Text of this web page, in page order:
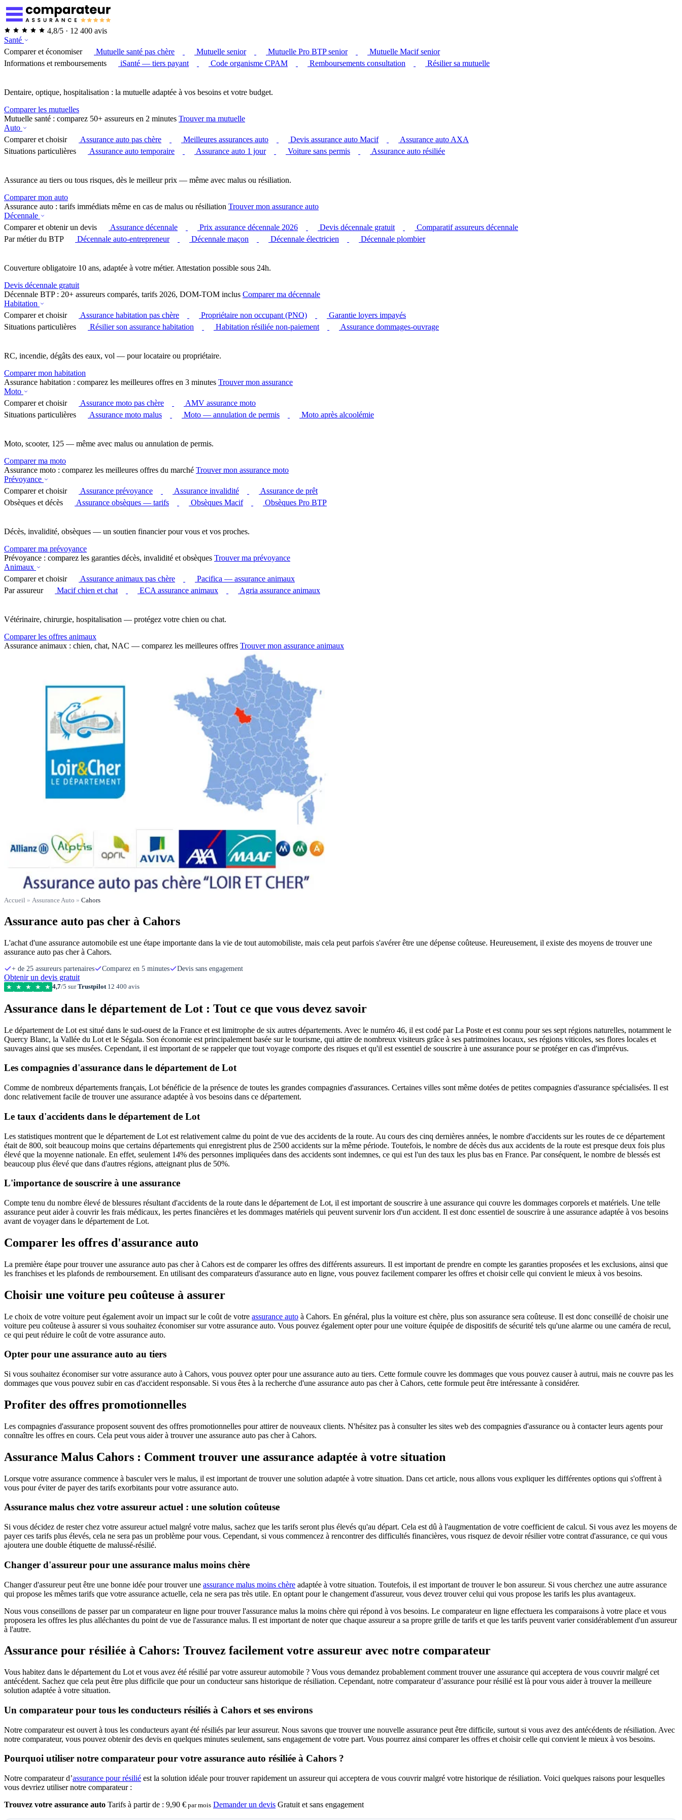
4,8/5 · 12 400 avis
Santé
Comparer et économiser
Mutuelle santé pas chère Mutuelle senior Mutuelle Pro BTP senior
Mutuelle Macif senior
Informations et remboursements
iSanté — tiers payant Code organisme CPAM Remboursements consultation Résilier sa mutuelle
Dentaire, optique, hospitalisation : la mutuelle adaptée à vos besoins et votre budget.
Comparer les mutuelles
Mutuelle santé : comparez 50+ assureurs en 2 minutes Trouver ma mutuelle
Auto
Comparer et choisir
Assurance auto pas chère Meilleures assurances auto Devis assurance auto Macif
Assurance auto AXA
Situations particulières
Assurance auto temporaire Assurance auto 1 jour Voiture sans permis Assurance auto résiliée
Assurance au tiers ou tous risques, dès le meilleur prix — même avec malus ou résiliation.
Comparer mon auto
Assurance auto : tarifs immédiats même en cas de malus ou résiliation Trouver mon assurance auto
Décennale
Comparer et obtenir un devis
Assurance décennale Prix assurance décennale 2026 Devis décennale gratuit
Comparatif assureurs décennale
Par métier du BTP
Décennale auto-entrepreneur Décennale maçon Décennale électricien Décennale plombier
Couverture obligatoire 10 ans, adaptée à votre métier. Attestation possible sous 24h.
Devis décennale gratuit
Décennale BTP : 20+ assureurs comparés, tarifs 2026, DOM-TOM inclus Comparer ma décennale
Habitation
Comparer et choisir
Assurance habitation pas chère Propriétaire non occupant (PNO)
Garantie loyers impayés
Situations particulières
Résilier son assurance habitation Habitation résiliée non-paiement Assurance dommages-ouvrage
RC, incendie, dégâts des eaux, vol — pour locataire ou propriétaire.
Comparer mon habitation
Assurance habitation : comparez les meilleures offres en 3 minutes Trouver mon assurance
Moto
Comparer et choisir
Assurance moto pas chère
AMV assurance moto
Situations particulières
Assurance moto malus Moto — annulation de permis Moto après alcoolémie
Moto, scooter, 125 — même avec malus ou annulation de permis.
Comparer ma moto
Assurance moto : comparez les meilleures offres du marché Trouver mon assurance moto
Prévoyance
Comparer et choisir
Assurance prévoyance Assurance invalidité
Assurance de prêt
Obsèques et décès
Assurance obsèques — tarifs Obsèques Macif Obsèques Pro BTP
Décès, invalidité, obsèques — un soutien financier pour vous et vos proches.
Comparer ma prévoyance
Prévoyance : comparez les garanties décès, invalidité et obsèques Trouver ma prévoyance
Animaux
Comparer et choisir
Assurance animaux pas chère
Pacifica — assurance animaux
Par assureur
Macif chien et chat ECA assurance animaux Agria assurance animaux
Vétérinaire, chirurgie, hospitalisation — protégez votre chien ou chat.
Comparer les offres animaux
Assurance animaux : chien, chat, NAC — comparez les meilleures offres Trouver mon assurance animaux
Accueil » Assurance Auto » Cahors
Assurance auto pas cher à Cahors
L'achat d'une assurance automobile est une étape importante dans la vie de tout automobiliste, mais cela peut parfois s'avérer être une dépense coûteuse. Heureusement, il existe des moyens de trouver une
assurance auto pas cher à Cahors.
+ de 25 assureurs partenaires Comparez en 5 minutes Devis sans engagement
Obtenir un devis gratuit
★ ★ ★ ★ ★ 4,7/5 surTrustpilot12 400 avis
Assurance dans le département de Lot : Tout ce que vous devez savoir
Le département de Lot est situé dans le sud-ouest de la France et est limitrophe de six autres départements. Avec le numéro 46, il est codé par La Poste et est connu pour ses sept régions naturelles, notamment le
Quercy Blanc, la Vallée du Lot et le Ségala. Son économie est principalement basée sur le tourisme, qui attire de nombreux visiteurs grâce à ses patrimoines locaux, ses régions viticoles, ses flores locales et
sauvages ainsi que ses musées. Cependant, il est important de se rappeler que tout voyage comporte des risques et qu'il est essentiel de souscrire à une assurance pour se protéger en cas d'imprévus.
Les compagnies d'assurance dans le département de Lot
Comme de nombreux départements français, Lot bénéficie de la présence de toutes les grandes compagnies d'assurances. Certaines villes sont même dotées de petites compagnies d'assurance spécialisées. Il est
donc relativement facile de trouver une assurance adaptée à vos besoins dans ce département.
Le taux d'accidents dans le département de Lot
Les statistiques montrent que le département de Lot est relativement calme du point de vue des accidents de la route. Au cours des cinq dernières années, le nombre d'accidents sur les routes de ce département
était de 800, soit beaucoup moins que certains départements qui enregistrent plus de 2500 accidents sur la même période. Toutefois, le nombre de décès dus aux accidents de la route est presque deux fois plus
élevé que la moyenne nationale. En effet, seulement 14% des personnes impliquées dans des accidents sont indemnes, ce qui est l'un des taux les plus bas en France. Par conséquent, le nombre de blessés est
beaucoup plus élevé que dans d'autres régions, atteignant plus de 50%.
L'importance de souscrire à une assurance
Compte tenu du nombre élevé de blessures résultant d'accidents de la route dans le département de Lot, il est important de souscrire à une assurance qui couvre les dommages corporels et matériels. Une telle
assurance peut aider à couvrir les frais médicaux, les pertes financières et les dommages matériels qui peuvent survenir lors d'un accident. Il est donc essentiel de souscrire à une assurance adaptée à vos besoins
avant de voyager dans le département de Lot.
Comparer les offres d'assurance auto
La première étape pour trouver une assurance auto pas cher à Cahors est de comparer les offres des différents assureurs. Il est important de prendre en compte les garanties proposées et les exclusions, ainsi que
les franchises et les plafonds de remboursement. En utilisant des comparateurs d'assurance auto en ligne, vous pouvez facilement comparer les offres et choisir celle qui convient le mieux à vos besoins.
Choisir une voiture peu coûteuse à assurer
Le choix de votre voiture peut également avoir un impact sur le coût de votre assurance auto à Cahors. En général, plus la voiture est chère, plus son assurance sera coûteuse. Il est donc conseillé de choisir une
voiture peu coûteuse à assurer si vous souhaitez économiser sur votre assurance auto. Vous pouvez également opter pour une voiture équipée de dispositifs de sécurité tels qu'une alarme ou une caméra de recul,
ce qui peut réduire le coût de votre assurance auto.
Opter pour une assurance auto au tiers
Si vous souhaitez économiser sur votre assurance auto à Cahors, vous pouvez opter pour une assurance auto au tiers. Cette formule couvre les dommages que vous pouvez causer à autrui, mais ne couvre pas les
dommages que vous pouvez subir en cas d'accident responsable. Si vous êtes à la recherche d'une assurance auto pas cher à Cahors, cette formule peut être intéressante à considérer.
Profiter des offres promotionnelles
Les compagnies d'assurance proposent souvent des offres promotionnelles pour attirer de nouveaux clients. N'hésitez pas à consulter les sites web des compagnies d'assurance ou à contacter leurs agents pour
connaître les offres en cours. Cela peut vous aider à trouver une assurance auto pas cher à Cahors.
Assurance Malus Cahors : Comment trouver une assurance adaptée à votre situation
Lorsque votre assurance commence à basculer vers le malus, il est important de trouver une solution adaptée à votre situation. Dans cet article, nous allons vous expliquer les différentes options qui s'offrent à
vous pour éviter de payer des tarifs exorbitants pour votre assurance auto.
Assurance malus chez votre assureur actuel : une solution coûteuse
Si vous décidez de rester chez votre assureur actuel malgré votre malus, sachez que les tarifs seront plus élevés qu'au départ. Cela est dû à l'augmentation de votre coefficient de calcul. Si vous avez les moyens de
payer ces tarifs plus élevés, cela ne sera pas un problème pour vous. Cependant, si vous commencez à rencontrer des difficultés financières, vous risquez de devoir résilier votre contrat d'assurance, ce qui vous
ajoutera une double étiquette de malussé-résilié.
Changer d'assureur pour une assurance malus moins chère
Changer d'assureur peut être une bonne idée pour trouver une assurance malus moins chère adaptée à votre situation. Toutefois, il est important de trouver le bon assureur. Si vous cherchez une autre assurance
qui propose les mêmes tarifs que votre assurance actuelle, cela ne sera pas très utile. En optant pour le changement d'assureur, vous devez trouver celui qui vous propose les tarifs les plus avantageux.
Nous vous conseillons de passer par un comparateur en ligne pour trouver l'assurance malus la moins chère qui répond à vos besoins. Le comparateur en ligne effectuera les comparaisons à votre place et vous
proposera les offres les plus alléchantes du point de vue de l'assurance malus. Il est important de noter que chaque assureur a sa propre grille de tarifs et que les tarifs peuvent varier considérablement d'un assureur
à l'autre.
Assurance pour résiliée à Cahors: Trouvez facilement votre assureur avec notre comparateur
Vous habitez dans le département du Lot et vous avez été résilié par votre assureur automobile ? Vous vous demandez probablement comment trouver une assurance qui acceptera de vous couvrir malgré cet
antécédent. Sachez que cela peut être plus difficile que pour un conducteur sans historique de résiliation. Cependant, notre comparateur d’assurance pour résilié est là pour vous aider à trouver la meilleure
solution adaptée à votre situation.
Un comparateur pour tous les conducteurs résiliés à Cahors et ses environs
Notre comparateur est ouvert à tous les conducteurs ayant été résiliés par leur assureur. Nous savons que trouver une nouvelle assurance peut être difficile, surtout si vous avez des antécédents de résiliation. Avec
notre comparateur, vous pouvez obtenir des devis en quelques minutes seulement, sans engagement de votre part. Vous pourrez ainsi comparer les offres et choisir celle qui convient le mieux à vos besoins.
Pourquoi utiliser notre comparateur pour votre assurance auto résiliée à Cahors ?
Notre comparateur d’assurance pour résilié est la solution idéale pour trouver rapidement un assureur qui acceptera de vous couvrir malgré votre historique de résiliation. Voici quelques raisons pour lesquelles
vous devriez utiliser notre comparateur :
Trouvez votre assurance auto Tarifs à partir de : 9,90 € par mois Demander un devis Gratuit et sans engagement